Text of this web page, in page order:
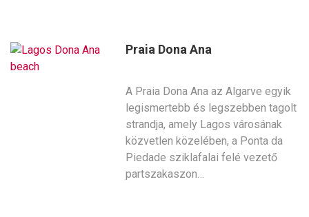
Praia Dona Ana
A Praia Dona Ana az Algarve egyik
legismertebb és legszebben tagolt
strandja, amely Lagos városának
közvetlen közelében, a Ponta da
Piedade sziklafalai felé vezető
partszakaszon…